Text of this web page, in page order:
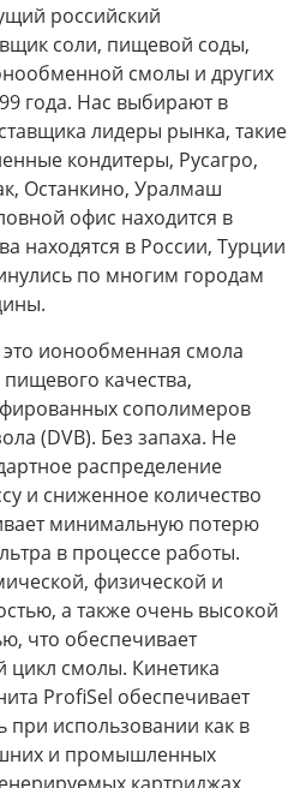
российский
соли, пищевой соды,
смолы и других
года. Нас выбирают в
лидеры рынка, такие
кондитеры, Русагро,
Останкино, Уралмаш
офис находится в
находятся в России, Турции
по многим городам
ионообменная смола
качества,
сополимеров
(DVB). Без запаха. Не
распределение
и сниженное количество
минимальную потерю
в процессе работы.
физической и
а также очень высокой
что обеспечивает
смолы. Кинетика
ProfiSel обеспечивает
при использовании как в
и промышленных
картриджах.